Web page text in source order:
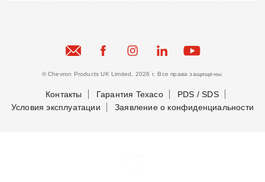
© Chevron Products UK Limited, 2026 г. Все права защищены.
Контакты Гарантия Texaco
PDS / SDS
Условия эксплуатации
Заявление о конфиденциальности